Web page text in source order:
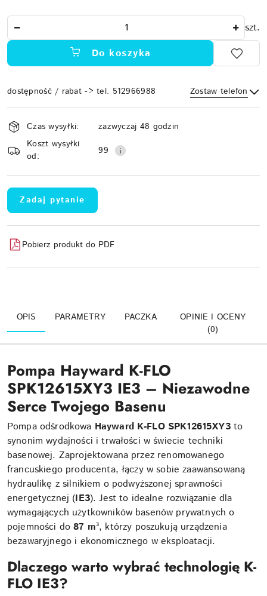
szt.
Do koszyka
dostępność / rabat -> tel. 512966988 Zostaw telefon
Wyślij
Dostępność
i
dostawa
Czas wysyłki:
zazwyczaj 48 godzin
Koszt wysyłki
od:
99
Zadaj pytanie
Pobierz produkt do PDF
OPIS PARAMETRY PACZKA
OPINIE I OCENY
(0)
Pompa Hayward K-FLO
SPK12615XY3 IE3 – Niezawodne
Serce Twojego Basenu
Pompa odśrodkowa Hayward K-FLO SPK12615XY3to
synonim wydajności i trwałości w świecie techniki
basenowej. Zaprojektowana przez renomowanego
francuskiego producenta, łączy w sobie zaawansowaną
hydraulikę z silnikiem o podwyższonej sprawności
energetycznej (IE3). Jest to idealne rozwiązanie dla
wymagających użytkowników basenów prywatnych o
pojemności do87 m³, którzy poszukują urządzenia
bezawaryjnego i ekonomicznego w eksploatacji.
Dlaczego warto wybrać technologię K-
FLO IE3?